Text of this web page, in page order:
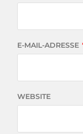
E-MAIL-ADRESSE
WEBSITE